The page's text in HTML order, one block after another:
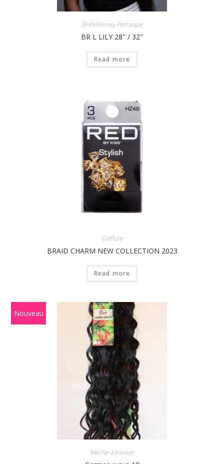
Brésilienne, Perruque
BR L LILY 28″ / 32″
Read more
Coiffure
BRAID CHARM NEW COLLECTION 2023
Read more
Nouveau
Mèche à tresser